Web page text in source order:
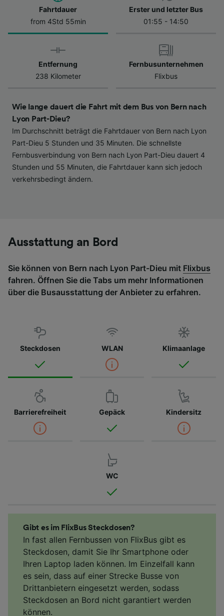
Fahrtdauer
from 4Std 55min
Erster und letzter Bus
01:55 - 14:50
Entfernung
238 Kilometer
Fernbusunternehmen
Flixbus
Wie lange dauert die Fahrt mit dem Bus von Bern nach
Lyon Part-Dieu?
Im Durchschnitt beträgt die Fahrtdauer von Bern nach Lyon
Part-Dieu 5 Stunden und 35 Minuten. Die schnellste
Fernbusverbindung von Bern nach Lyon Part-Dieu dauert 4
Stunden und 55 Minuten, die Fahrtdauer kann sich jedoch
verkehrsbedingt ändern.
Ausstattung an Bord
Sie können von Bern nach Lyon Part-Dieu mit Flixbus
fahren. Öffnen Sie die Tabs um mehr Informationen
über die Busausstattung der Anbieter zu erfahren.
Steckdosen WLAN Klimaanlage
Barrierefreiheit Gepäck Kindersitz
WC
Gibt es im FlixBus Steckdosen?
In fast allen Fernbussen von FlixBus gibt es
Steckdosen, damit Sie Ihr Smartphone oder
Ihren Laptop laden können. Im Einzelfall kann
es sein, dass auf einer Strecke Busse von
Drittanbietern eingesetzt werden, sodass
Steckdosen an Bord nicht garantiert werden
können.
Datenschutzrichtlinie. Diese Präferenzen
werden unseren Partnern signalisiert und
haben keinen Einfluss auf Surfdaten. Ihre
Daten werden nicht für Tracking-Zwecke
verwendet, wenn Sie uns gebeten haben, Ihr
Surfverhalten nicht zu verfolgen.
Verwendung genauer Standortdaten.
Endgeräteeigenschaften zur Identifikation
aktiv abfragen. Speichern von oder Zugriff auf
Informationen auf einem Endgerät.
Personalisierte Werbung und Inhalte, Messung
von Werbeleistung und der Performance von
Inhalten, Zielgruppenforschung sowie
Entwicklung und Verbesserung von